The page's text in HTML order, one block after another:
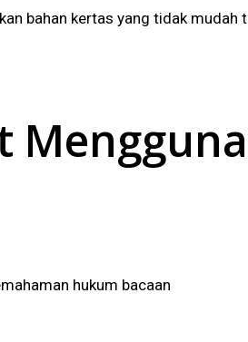
bahan kertas yang tidak
hukum bacaan